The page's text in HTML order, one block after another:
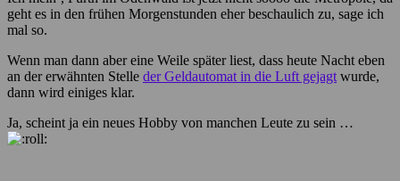
geht es in den frühen Morgenstunden eher beschaulich zu, sage ich
mal so.
Wenn man dann aber eine Weile später liest, dass heute Nacht eben
an der erwähnten Stelle der Geldautomat in die Luft gejagt wurde,
dann wird einiges klar.
Ja, scheint ja ein neues Hobby von manchen Leute zu sein …